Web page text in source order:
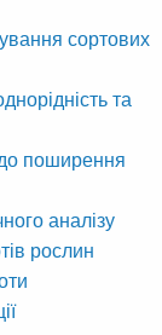
сортових
та
до поширення
аналізу
рослин